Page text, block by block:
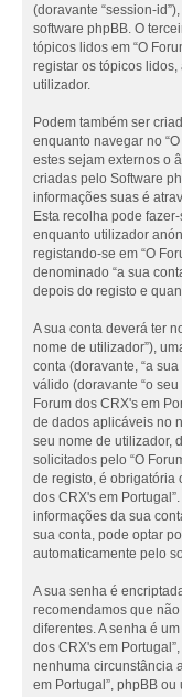
(doravante “session-
software phpBB. O
tópicos lidos em “O
registar os tópicos
utilizador.
Podem também ser
enquanto navegar no
estes sejam externos o
criadas pelo Software
informações suas é
Esta recolha pode
enquanto utilizador
registando-se em “O
denominado “a sua
depois do registo e
A sua conta deverá ter
nome de utilizador”),
conta (doravante, “a
válido (doravante “o
Forum dos CRX's em
de dados aplicáveis no
seu nome de utilizador,
solicitados pelo “O
de registo, é obrigatória
dos CRX's em
informações da sua
sua conta, pode optar
automaticamente pelo
A sua senha é
recomendamos que
diferentes. A senha é
dos CRX's em
nenhuma circunstância
em Portugal”, phpBB